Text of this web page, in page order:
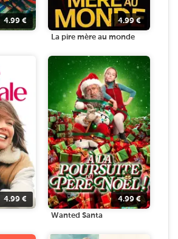
4.99 € 4.99€
La pire mère au monde
4.99 € 4.99€
Wanted Santa